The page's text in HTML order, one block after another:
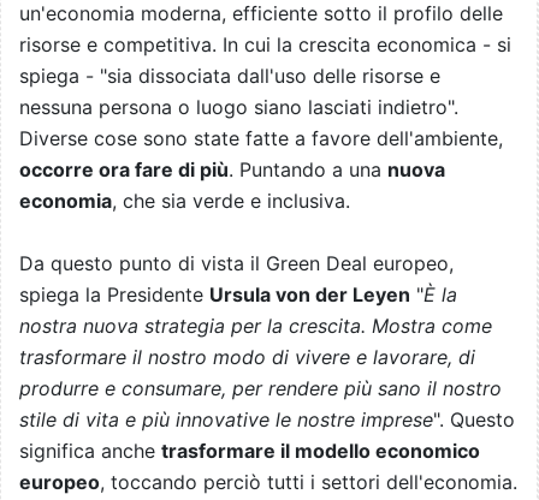
un'economia moderna, efficiente sotto il profilo delle
risorse e competitiva. In cui la crescita economica - si
spiega - "sia dissociata dall'uso delle risorse e
nessuna persona o luogo siano lasciati indietro".
Diverse cose sono state fatte a favore dell'ambiente,
occorre ora fare di più. Puntando a una nuova
economia, che sia verde e inclusiva.
Da questo punto di vista il Green Deal europeo,
spiega la Presidente Ursula von der Leyen "È la
nostra nuova strategia per la crescita. Mostra come
trasformare il nostro modo di vivere e lavorare, di
produrre e consumare, per rendere più sano il nostro
stile di vita e più innovative le nostre imprese". Questo
significa anche trasformare il modello economico
europeo, toccando perciò tutti i settori dell'economia.